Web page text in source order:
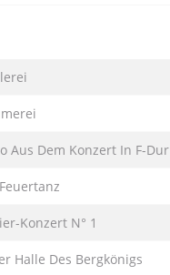
Aus Dem Konzert In F-Dur
Konzert N° 1
Halle Des Bergkönigs